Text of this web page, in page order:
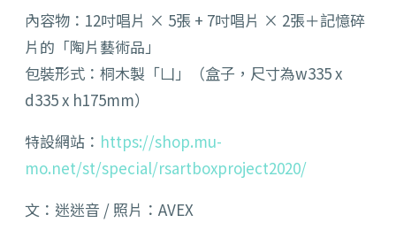
內容物：12吋唱片 × 5張 + 7吋唱片 × 2張＋記憶碎
片的「陶片藝術品」
包裝形式：桐木製「凵」（盒子，尺寸為w335 x
d335 x h175mm）
特設網站： https://shop.mu-
mo.net/st/special/rsartboxproject2020/
文：迷迷音 / 照片：AVEX